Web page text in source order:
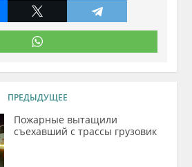
ПРЕДЫДУЩЕЕ
Пожарные вытащили
съехавший с трассы грузовик